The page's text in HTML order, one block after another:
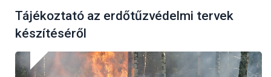
Tájékoztató az erdőtűzvédelmi tervek
készítéséről